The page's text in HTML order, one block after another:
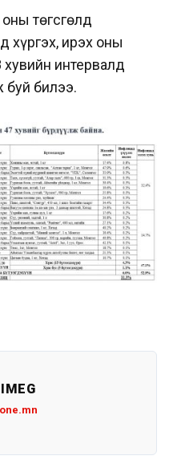
төгсгөлд
хүргэх, ирэх оны
хувийн интервалд
буй билээ.